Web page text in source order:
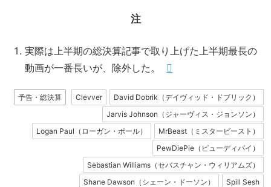
注
実際は上半期の総決算記事で取り上げた上半期最長の
動画が一番長いが、除外した。
予告・総決算 Clevver
David Dobrik（デイヴィッド・ドブリック）
Jarvis Johnson（ジャーヴィス・ジョンソン）
Logan Paul（ローガン・ポール）
MrBeast（ミスタービースト）
PewDiePie（ピューディパイ）
Sebastian Williams（セバスチャン・ウィリアムズ）
Shane Dawson（シェーン・ドーソン）
Spill Sesh